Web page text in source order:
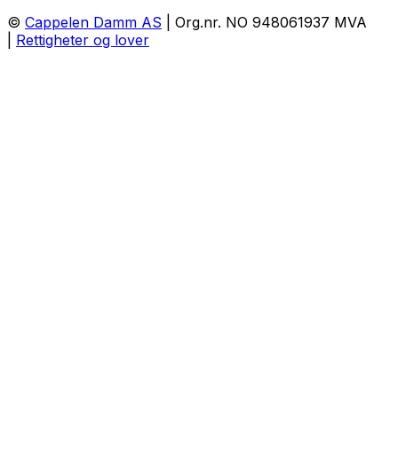
© Cappelen Damm AS | Org.nr. NO 948061937 MVA
Rettigheter og lover